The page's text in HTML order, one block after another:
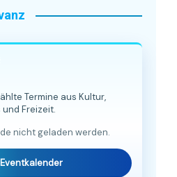
Termine aus Kultur,
Freizeit.
nicht geladen werden.